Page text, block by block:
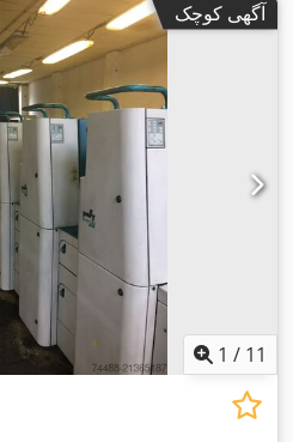
آگهی کوچک
1 / 11